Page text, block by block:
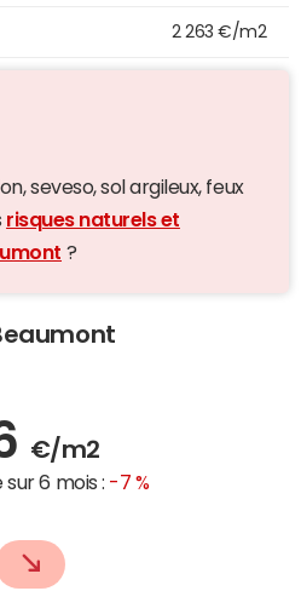
2 263 €/m2
seveso, sol argileux, feux
risques naturels et
?
€/m2
6 mois : -7 %